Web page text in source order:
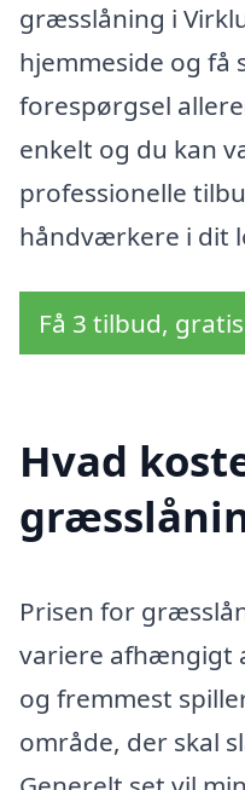
græsslåning i
hjemmeside og få
forespørgsel
enkelt og du kan
professionelle
håndværkere i dit
Få 3 tilbud,
Hvad
Prisen for
variere afhængigt
og fremmest
område, der skal